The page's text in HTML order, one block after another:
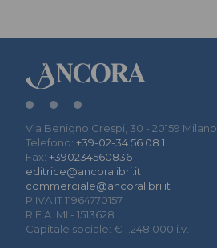
Via Benigno Crespi, 30 - 20159 Milano
Telefono: +39-02-34.56.08.1
Fax: +390234560836
editrice@ancoralibri.it
commerciale@ancoralibri.it
P.IVA IT 11964770157
R.E.A. MI - 1513628
Capitale sociale: € 1.248.000 i.v.